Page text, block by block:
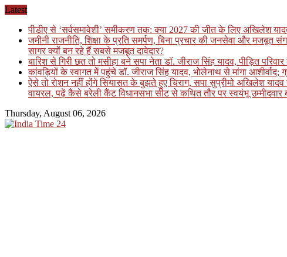
Skip
content
Latest
पीडीए से ‘सर्वसमावेशी’ समीकरण तक: क्या 2027 की जीत के लिए अखिलेश
जमीनी राजनीति, शिक्षा के प्रति समर्पण, बिना प्रचार की जनसेवा और
सागर क्यों बन रहे हैं सबसे मजबूत दावेदार?
बारिश से गिरी छत तो मसीहा बने सपा नेता डॉ. जीराज सिंह यादव, पीड़ित
कांवड़ियों के स्वागत में पहुंचे डॉ. जीराज सिंह यादव, भोलेनाथ से मांगा आशीर्वाद;
ऐसे तो रोशन नहीं होंगे सियासत के बुझते हुए चिराग, सपा सुप्रीमो अखिलेश यादव
वायरल, पढ़ें कैसे बरेली कैंट विधानसभा सीट से कथित तौर पर स्वयंभू उम्मीदवार
Thursday, August 06, 2026